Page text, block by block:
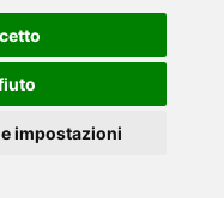
impostazioni
riservati.